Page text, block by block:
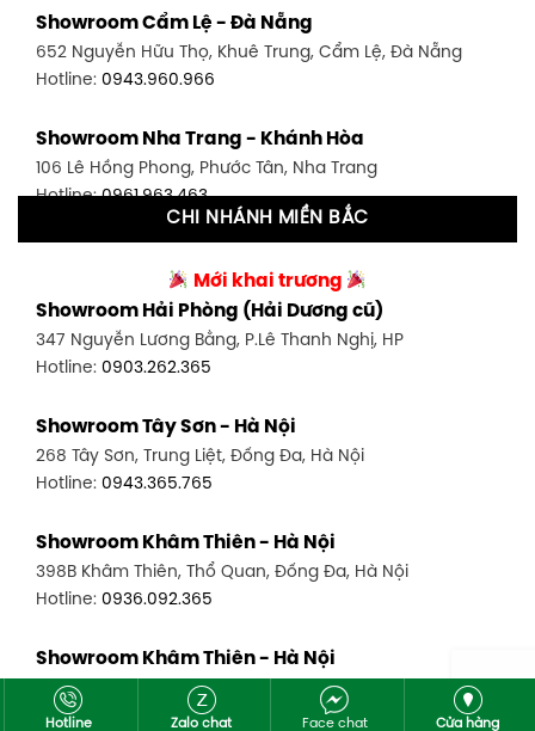
348 Đ. Bạch Đằng, P. 14, Bình Thạnh, TP HCM
Hotline:0902.716.230
591 Hoàng Văn Thụ, P. 4, Tân Bình, TP HCM
Hotline:0906.256.759
Showroom Tân Bình 2 - TP. HCM
0986.71.8448
Showroom Thuận An - Bình Dương
66 đường DT743, An Phú, Thuận An, Bình Dương
Showroom Biên Hòa - Đồng Nai
452 Nguyễn Ái Quốc, Tân Tiến, TP. Biên Hòa, Đồng Nai
Showroom Cẩm Lệ - Đà Nẵng
652 Nguyễn Hữu Thọ, Khuê Trung, Cẩm Lệ, Đà Nẵng
Hotline: 0943.960.966
Showroom Nha Trang - Khánh Hòa
106 Lê Hồng Phong, Phước Tân, Nha Trang
Hotline:0961.963.463
27-29 Nguyễn Sỹ Sách, Hưng Bình, TP Vinh, Nghệ An
Hotline:0943.960.966
Showroom Buôn Ma Thuột
Hotline:0934.02.18.18
CHI NHÁNH MIỀN BẮC
Mới khai trương
Showroom Hải Phòng (Hải Dương cũ)
347 Nguyễn Lương Bằng, P.Lê Thanh Nghị, HP
Hotline: 0903.262.365
Showroom Tây Sơn - Hà Nội
268 Tây Sơn, Trung Liệt, Đống Đa, Hà Nội
Hotline: 0943.365.765
Showroom Khâm Thiên - Hà Nội
398B Khâm Thiên, Thổ Quan, Đống Đa, Hà Nội
Hotline: 0936.092.365
Showroom Khâm Thiên - Hà Nội
302 Khâm Thiên, Đống Đa, Hà Nội
Hotline:
0943.980.890
Hotline Zalo chat Face chat Cửa hàng